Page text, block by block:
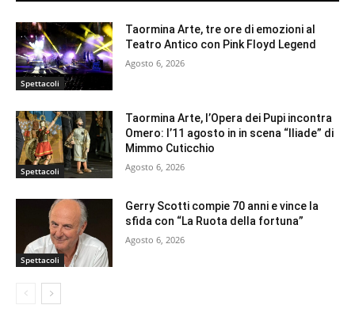
Spettacoli
Taormina Arte, tre ore di emozioni al
Teatro Antico con Pink Floyd Legend
Agosto 6, 2026
Spettacoli
Taormina Arte, l’Opera dei Pupi incontra
Omero: l’11 agosto in in scena “Iliade” di
Mimmo Cuticchio
Agosto 6, 2026
Spettacoli
Gerry Scotti compie 70 anni e vince la
sfida con “La Ruota della fortuna”
Agosto 6, 2026